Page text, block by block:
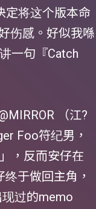
定将这个版本命
伤感。好似我喺
一句『Catch
（江?
Foo符纪男，
，反而安仔在
于做回主角，
过的memo